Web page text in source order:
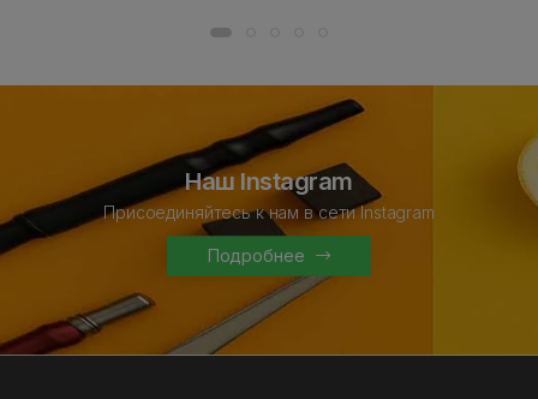
Наш Instagram
Присоединяйтесь к нам в сети Instagram
Подробнее